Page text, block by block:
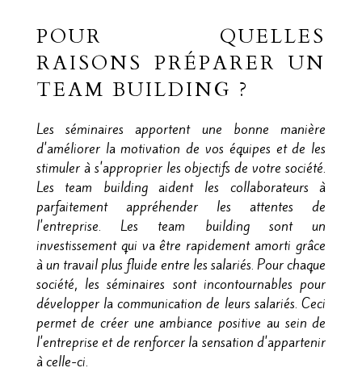
POUR QUELLES
RAISONS PRÉPARER UN
TEAM BUILDING ?
Les séminaires apportent une bonne manière
d'améliorer la motivation de vos équipes et de les
stimuler à s'approprier les objectifs de votre société.
Les team building aident les collaborateurs à
parfaitement appréhender les attentes de
l'entreprise. Les team building sont un
investissement qui va être rapidement amorti grâce
à un travail plus fluide entre les salariés. Pour chaque
société, les séminaires sont incontournables pour
développer la communication de leurs salariés. Ceci
permet de créer une ambiance positive au sein de
l'entreprise et de renforcer la sensation d'appartenir
à celle-ci.